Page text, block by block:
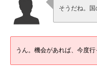
そうだね。国
うん。機会があれば、今度行